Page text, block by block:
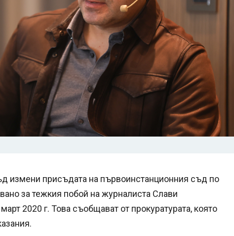
измени присъдата на първоинстанционния съд по
за тежкия побой на журналиста Слави
2020 г. Това съобщават от прокуратурата, която